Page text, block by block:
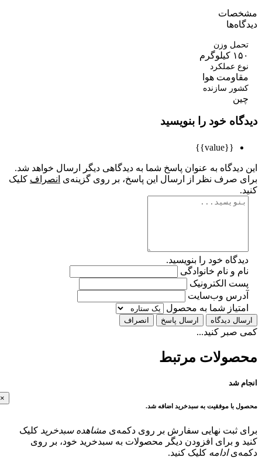
وزن
عملکرد
هوا
سازنده
خود را بنویسید
به عنوان پاسخ شما به دیدگاهی دیگر ارسال خواهد شد.
صرف نظر از ارسال این پاسخ، بر روی گزینه‌ی انصرافکلیک
خود را بنویسید.
و نام خانوادگی
الکترونیک
وب‌سایت
شما به محصول
دیدگاه ارسال پاسخ انصراف
کنید...
مرتبط
شد
با موفقیت به سبدخرید اضافه شد.
ثبت نهایی سفارش بر روی دکمه‌یمشاهده سبدخریدکلیک
و برای افزودن دیگر محصولات به سبدخرید خود، بر روی
ادامهکلیک کنید.